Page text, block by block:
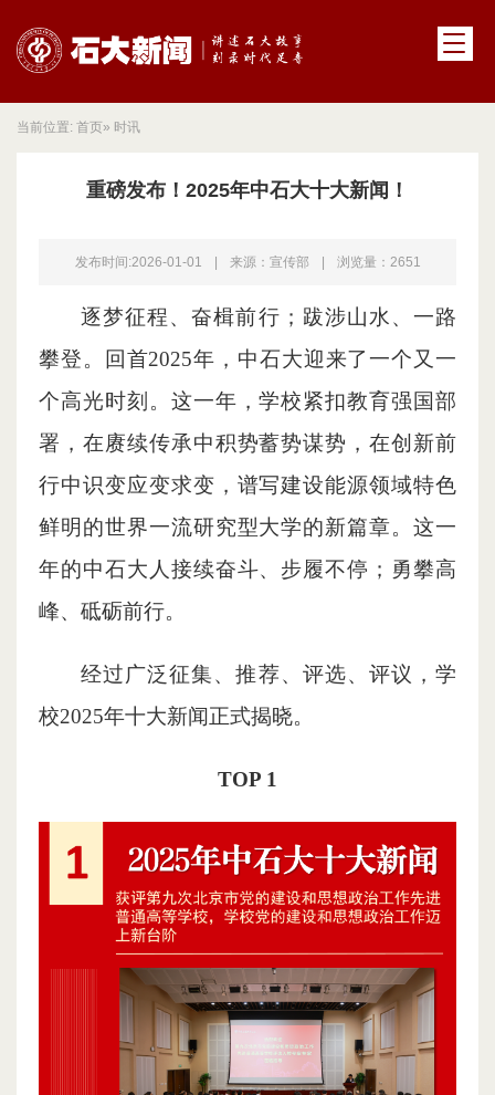
当前位置: 首页» 时讯
重磅发布！2025年中石大十大新闻！
发布时间:2026-01-01 来源：宣传部 浏览量： 2651
逐梦征程、奋楫前行；跋涉山水、一路
攀登。回首2025年，中石大迎来了一个又一
个高光时刻。这一年，学校紧扣教育强国部
署，在赓续传承中积势蓄势谋势，在创新前
行中识变应变求变，谱写建设能源领域特色
鲜明的世界一流研究型大学的新篇章。这一
年的中石大人接续奋斗、步履不停；勇攀高
峰、砥砺前行。
经过广泛征集、推荐、评选、评议，学
校2025年十大新闻正式揭晓。
TOP 1